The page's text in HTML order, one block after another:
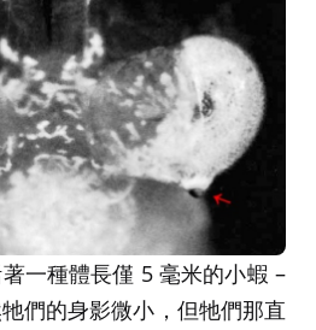
一種體長僅 5 毫米的小蝦 –
們的身影微小，但牠們那直